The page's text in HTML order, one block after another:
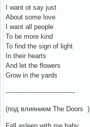
I want ot say just
About some love
I want all people
To be more kind
To find the sign of light
In their hearts
And let the flowers
Grow in the yards
----------------------------------
(под влиянием The Doors )